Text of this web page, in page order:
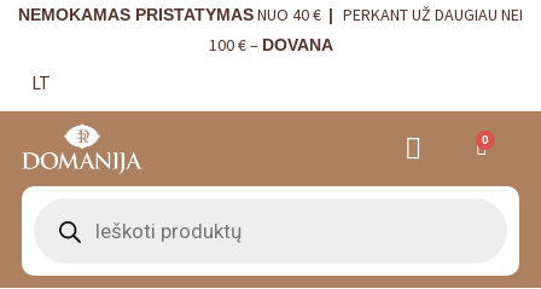
NEMOKAMAS PRISTATYMASNUO 40 € | PERKANT UŽ DAUGIAU NEI
100 € – DOVANA
LT
0